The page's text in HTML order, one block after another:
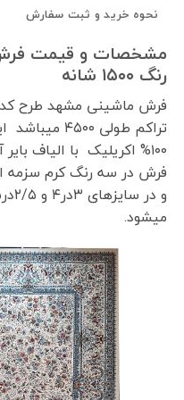
نحوه خرید و ثبت سفارش
رنگ ۱۵۰۰ شانه
تراکم طولی
۱۰۰% اکریلیک با الیاف
فرش در سه رنگ کرم
میشود.